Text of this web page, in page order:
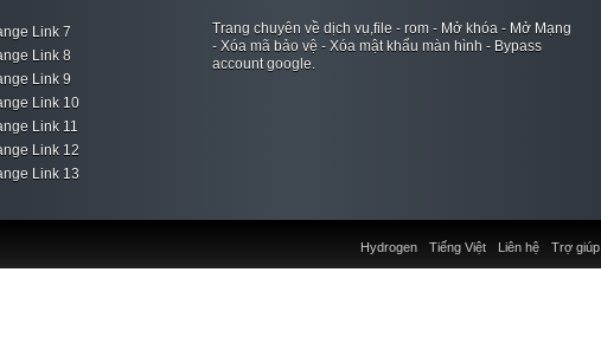
Link 7
Link 8
Link 9
Link 10
Link 11
Link 12
Link 13
Trang chuyên về dịch vụ,file - rom - Mở khóa - Mở Mạng
- Xóa mã bảo vệ - Xóa mật khẩu màn hình - Bypass
account google.
Liên hệ Trợ giúp
Hydrogen Tiếng Việt